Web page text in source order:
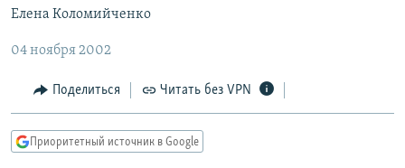
навигации
Вернутся
поиску
IDEL.РЕАЛИИ
КАВКАЗ.РЕАЛИИ
СИБИРЬ.РЕАЛИИ
Елена Коломийченко
04 ноября 2002
Поделиться Читать без VPN
Приоритетный источник в Google